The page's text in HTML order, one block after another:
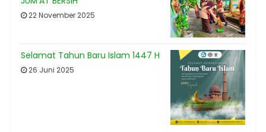
22 November 2025
Selamat Tahun Baru Islam 1447 H
26 Juni 2025